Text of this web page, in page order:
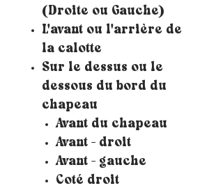
(Droite ou Gauche)
L'avant ou l'arrière de
la calotte
Sur le dessus ou le
dessous du bord du
chapeau
Avant du chapeau
Avant - droit
Avant - gauche
Coté droit